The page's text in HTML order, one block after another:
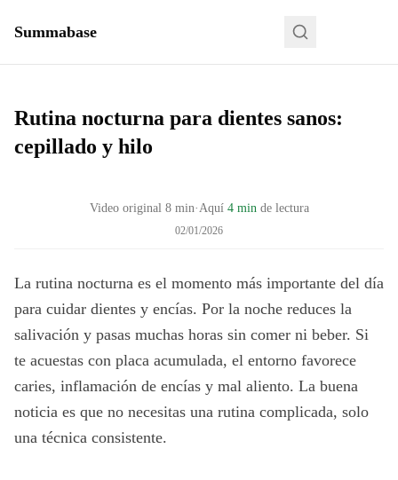
Summabase
Rutina nocturna para dientes sanos:
cepillado y hilo
Video original 8min·Aquí 4 min de lectura
02/01/2026
La rutina nocturna es el momento más importante del día
para cuidar dientes y encías. Por la noche reduces la
salivación y pasas muchas horas sin comer ni beber. Si
te acuestas con placa acumulada, el entorno favorece
caries, inflamación de encías y mal aliento. La buena
noticia es que no necesitas una rutina complicada, solo
una técnica consistente.